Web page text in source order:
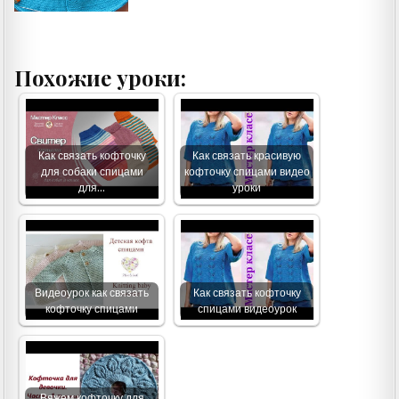
Похожие уроки:
Как связать кофточку
для собаки спицами
для…
Как связать красивую
кофточку спицами видео
уроки
Видеоурок как связать
кофточку спицами
Как связать кофточку
спицами видеоурок